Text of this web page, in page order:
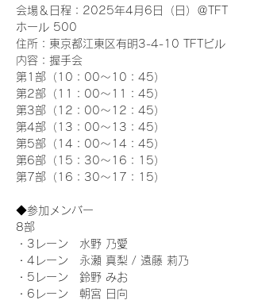
会場＆日程：2025年4月6日（日）＠TFT
ホール 500
住所：東京都江東区有明3-4-10 TFTビル
内容：握手会
第1部（10：00～10：45）
第2部（11：00～11：45）
第3部（12：00～12：45）
第4部（13：00～13：45）
第5部（14：00～14：45）
第6部（15：30～16：15）
第7部（16：30～17：15）
◆参加メンバー
8部
・3レーン　水野 乃愛
・4レーン　永瀬 真梨 / 遠藤 莉乃
・5レーン　鈴野 みお
・6レーン　朝宮 日向